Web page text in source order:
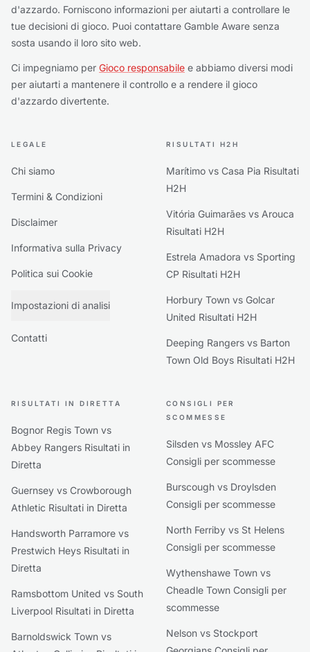
d'azzardo. Forniscono informazioni per aiutarti a controllare le
tue decisioni di gioco. Puoi contattare Gamble Aware senza
sosta usando il loro sito web.
Ci impegniamo per Gioco responsabile e abbiamo diversi modi
per aiutarti a mantenere il controllo e a rendere il gioco
d'azzardo divertente.
LEGALE
Chi siamo
Termini & Condizioni
Disclaimer
Informativa sulla Privacy
Politica sui Cookie
Impostazioni di analisi
Contatti
RISULTATI H2H
Marítimo vs Casa Pia Risultati
H2H
Vitória Guimarães vs Arouca
Risultati H2H
Estrela Amadora vs Sporting
CP Risultati H2H
Horbury Town vs Golcar
United Risultati H2H
Deeping Rangers vs Barton
Town Old Boys Risultati H2H
RISULTATI IN DIRETTA
Bognor Regis Town vs
Abbey Rangers Risultati in
Diretta
Guernsey vs Crowborough
Athletic Risultati in Diretta
Handsworth Parramore vs
Prestwich Heys Risultati in
Diretta
Ramsbottom United vs South
Liverpool Risultati in Diretta
Barnoldswick Town vs
CONSIGLI PER
SCOMMESSE
Silsden vs Mossley AFC
Consigli per scommesse
Burscough vs Droylsden
Consigli per scommesse
North Ferriby vs St Helens
Consigli per scommesse
Wythenshawe Town vs
Cheadle Town Consigli per
scommesse
Nelson vs Stockport